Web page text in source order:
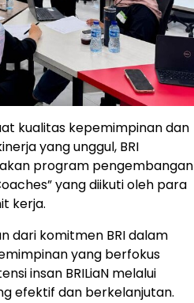
kualitas kepemimpinan dan
yang unggul, BRI
program pengembangan
yang diikuti oleh para
kerja.
dari komitmen BRI dalam
yang berfokus
insan BRILiaN melalui
efektif dan berkelanjutan.